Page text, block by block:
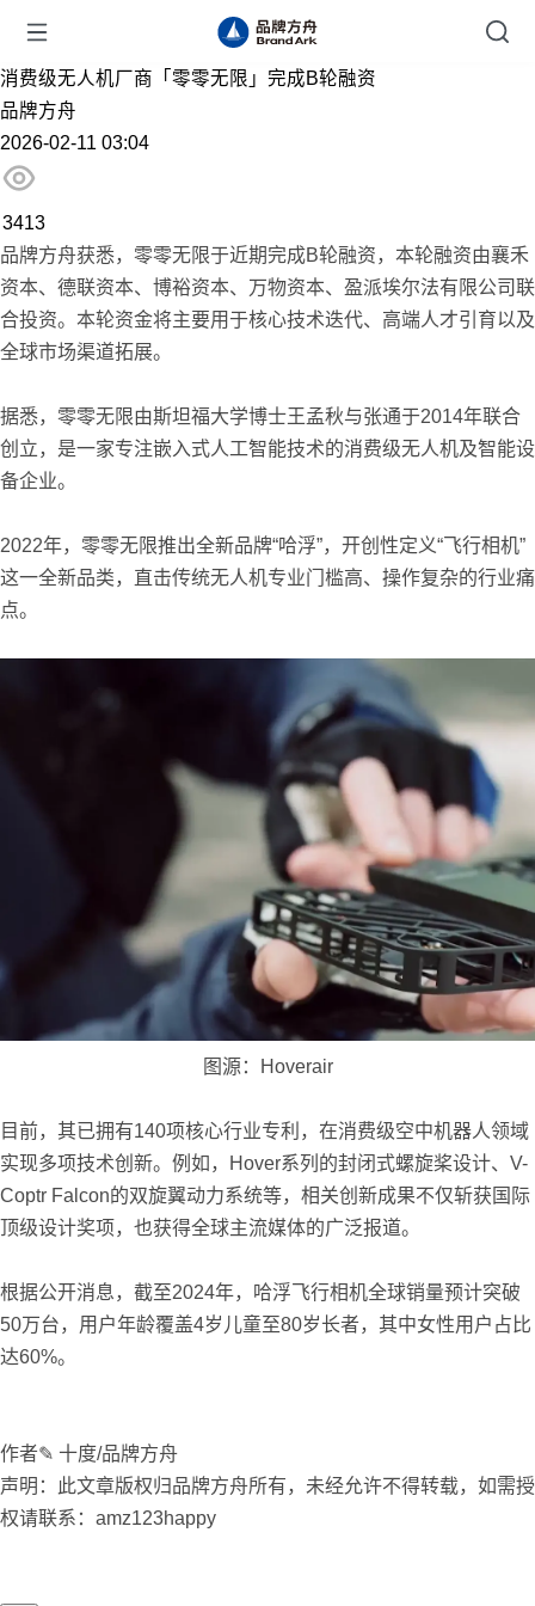
消费级无人机厂商「零零无限」完成B轮融资
品牌方舟
2026-02-11 03:04
3413
品牌方舟获悉，零零无限于近期完成B轮融资，本轮融资由襄禾
资本、德联资本、博裕资本、万物资本、盈派埃尔法有限公司联
合投资。本轮资金将主要用于核心技术迭代、高端人才引育以及
全球市场渠道拓展。
据悉，零零无限由斯坦福大学博士王孟秋与张通于2014年联合
创立，是一家专注嵌入式人工智能技术的消费级无人机及智能设
备企业。
2022年，零零无限推出全新品牌“哈浮”，开创性定义“飞行相机”
这一全新品类，直击传统无人机专业门槛高、操作复杂的行业痛
点。
图源：Hoverair
目前，其已拥有140项核心行业专利，在消费级空中机器人领域
实现多项技术创新。例如，Hover系列的封闭式螺旋桨设计、V-
Coptr Falcon的双旋翼动力系统等，相关创新成果不仅斩获国际
顶级设计奖项，也获得全球主流媒体的广泛报道。
根据公开消息，截至2024年，哈浮飞行相机全球销量预计突破
50万台，用户年龄覆盖4岁儿童至80岁长者，其中女性用户占比
达60%。
作者✎ 十度/品牌方舟
声明：此文章版权归品牌方舟所有，未经允许不得转载，如需授
权请联系：amz123happy